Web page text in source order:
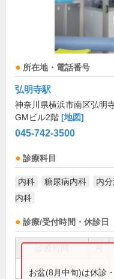
所在地・電話番号
弘明寺駅
神奈川県横浜市南区弘明
GMビル2階 [地図]
045-742-3500
診療科目
内科 糖尿病内科 内
内科
診療/受付時間・休診日
9:00～12:00 ●
お盆(8月中旬)は休診